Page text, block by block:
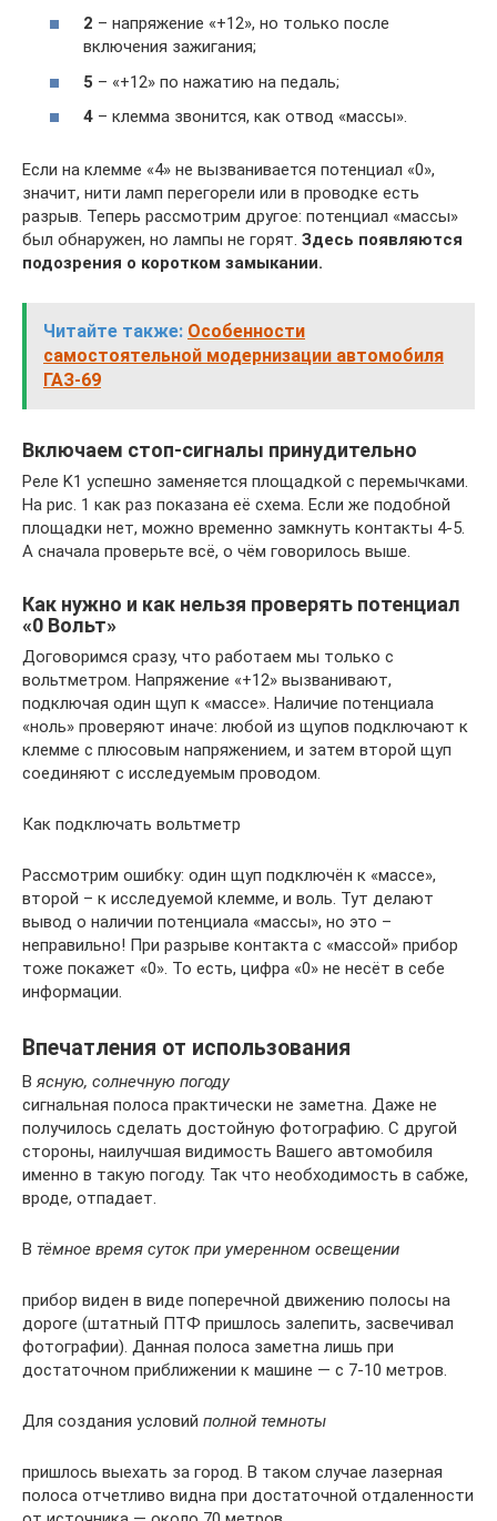
2 – напряжение «+12», но только после
включения зажигания;
5 – «+12» по нажатию на педаль;
4 – клемма звонится, как отвод «массы».
Если на клемме «4» не вызванивается потенциал «0»,
значит, нити ламп перегорели или в проводке есть
разрыв. Теперь рассмотрим другое: потенциал «массы»
был обнаружен, но лампы не горят. Здесь появляются
подозрения о коротком замыкании.
Читайте также: Особенности
самостоятельной модернизации автомобиля
ГАЗ-69
Включаем стоп-сигналы принудительно
Реле K1 успешно заменяется площадкой с перемычками.
На рис. 1 как раз показана её схема. Если же подобной
площадки нет, можно временно замкнуть контакты 4-5.
А сначала проверьте всё, о чём говорилось выше.
Как нужно и как нельзя проверять потенциал
«0 Вольт»
Договоримся сразу, что работаем мы только с
вольтметром. Напряжение «+12» вызванивают,
подключая один щуп к «массе». Наличие потенциала
«ноль» проверяют иначе: любой из щупов подключают к
клемме с плюсовым напряжением, и затем второй щуп
соединяют с исследуемым проводом.
Как подключать вольтметр
Рассмотрим ошибку: один щуп подключён к «массе»,
второй – к исследуемой клемме, и воль. Тут делают
вывод о наличии потенциала «массы», но это –
неправильно! При разрыве контакта с «массой» прибор
тоже покажет «0». То есть, цифра «0» не несёт в себе
информации.
Впечатления от использования
Вясную, солнечную погоду
сигнальная полоса практически не заметна. Даже не
получилось сделать достойную фотографию. С другой
стороны, наилучшая видимость Вашего автомобиля
именно в такую погоду. Так что необходимость в сабже,
вроде, отпадает.
В тёмное время суток при умеренном освещении
прибор виден в виде поперечной движению полосы на
дороге (штатный ПТФ пришлось залепить, засвечивал
фотографии). Данная полоса заметна лишь при
достаточном приближении к машине — с 7-10 метров.
Для создания условий полной темноты
пришлось выехать за город. В таком случае лазерная
полоса отчетливо видна при достаточной отдаленности